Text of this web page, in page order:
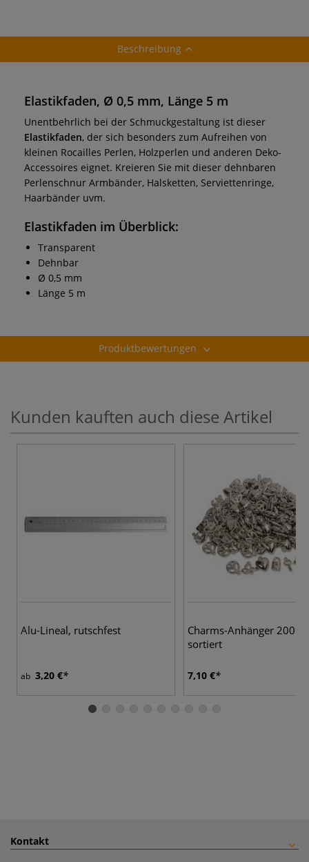
Beschreibung
Elastikfaden, Ø 0,5 mm, Länge 5 m
Unentbehrlich bei der Schmuckgestaltung ist dieser
Elastikfaden, der sich besonders zum Aufreihen von
kleinen Rocailles Perlen, Holzperlen und anderen Deko-
Accessoires eignet. Kreieren Sie mit dieser dehnbaren
Perlenschnur Armbänder, Halsketten, Serviettenringe,
Haarbänder uvm.
Elastikfaden im Überblick:
Transparent
Dehnbar
Ø 0,5 mm
Länge 5 m
Produktbewertungen
Kunden kauften auch diese Artikel
Alu-Lineal, rutschfest
ab 3,20 €
Charms-Anhänger 200
sortiert
7,10 €
Kontakt